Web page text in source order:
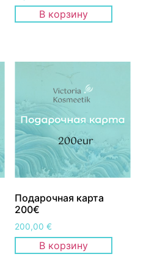
В корзину
Подарочная карта
200€
200,00€
В корзину